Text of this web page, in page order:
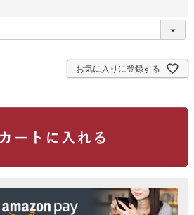
お気に入りに登録する